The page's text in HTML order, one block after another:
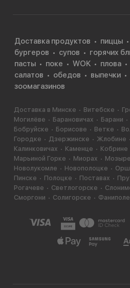
Доставка продуктов пиццы
бургеров
супов горячих
пасты
поке WOK плова
салатов
обедов выпечки
зоомагазинов
Доставка в Минске Витебске
Могилёве
Барановичах Барани
Бобруйске
Борисове Ветке
Городке
Дзержинске Жлобине
Калинковичах
Каменце Кобрине
Марьиной Горке
Миорах Мозыре
Новолукомле
Новополоцке
Пинске
Полоцке Поставах
Рогачеве
Светлогорске
Сморгони
Солигорске Фаниполе